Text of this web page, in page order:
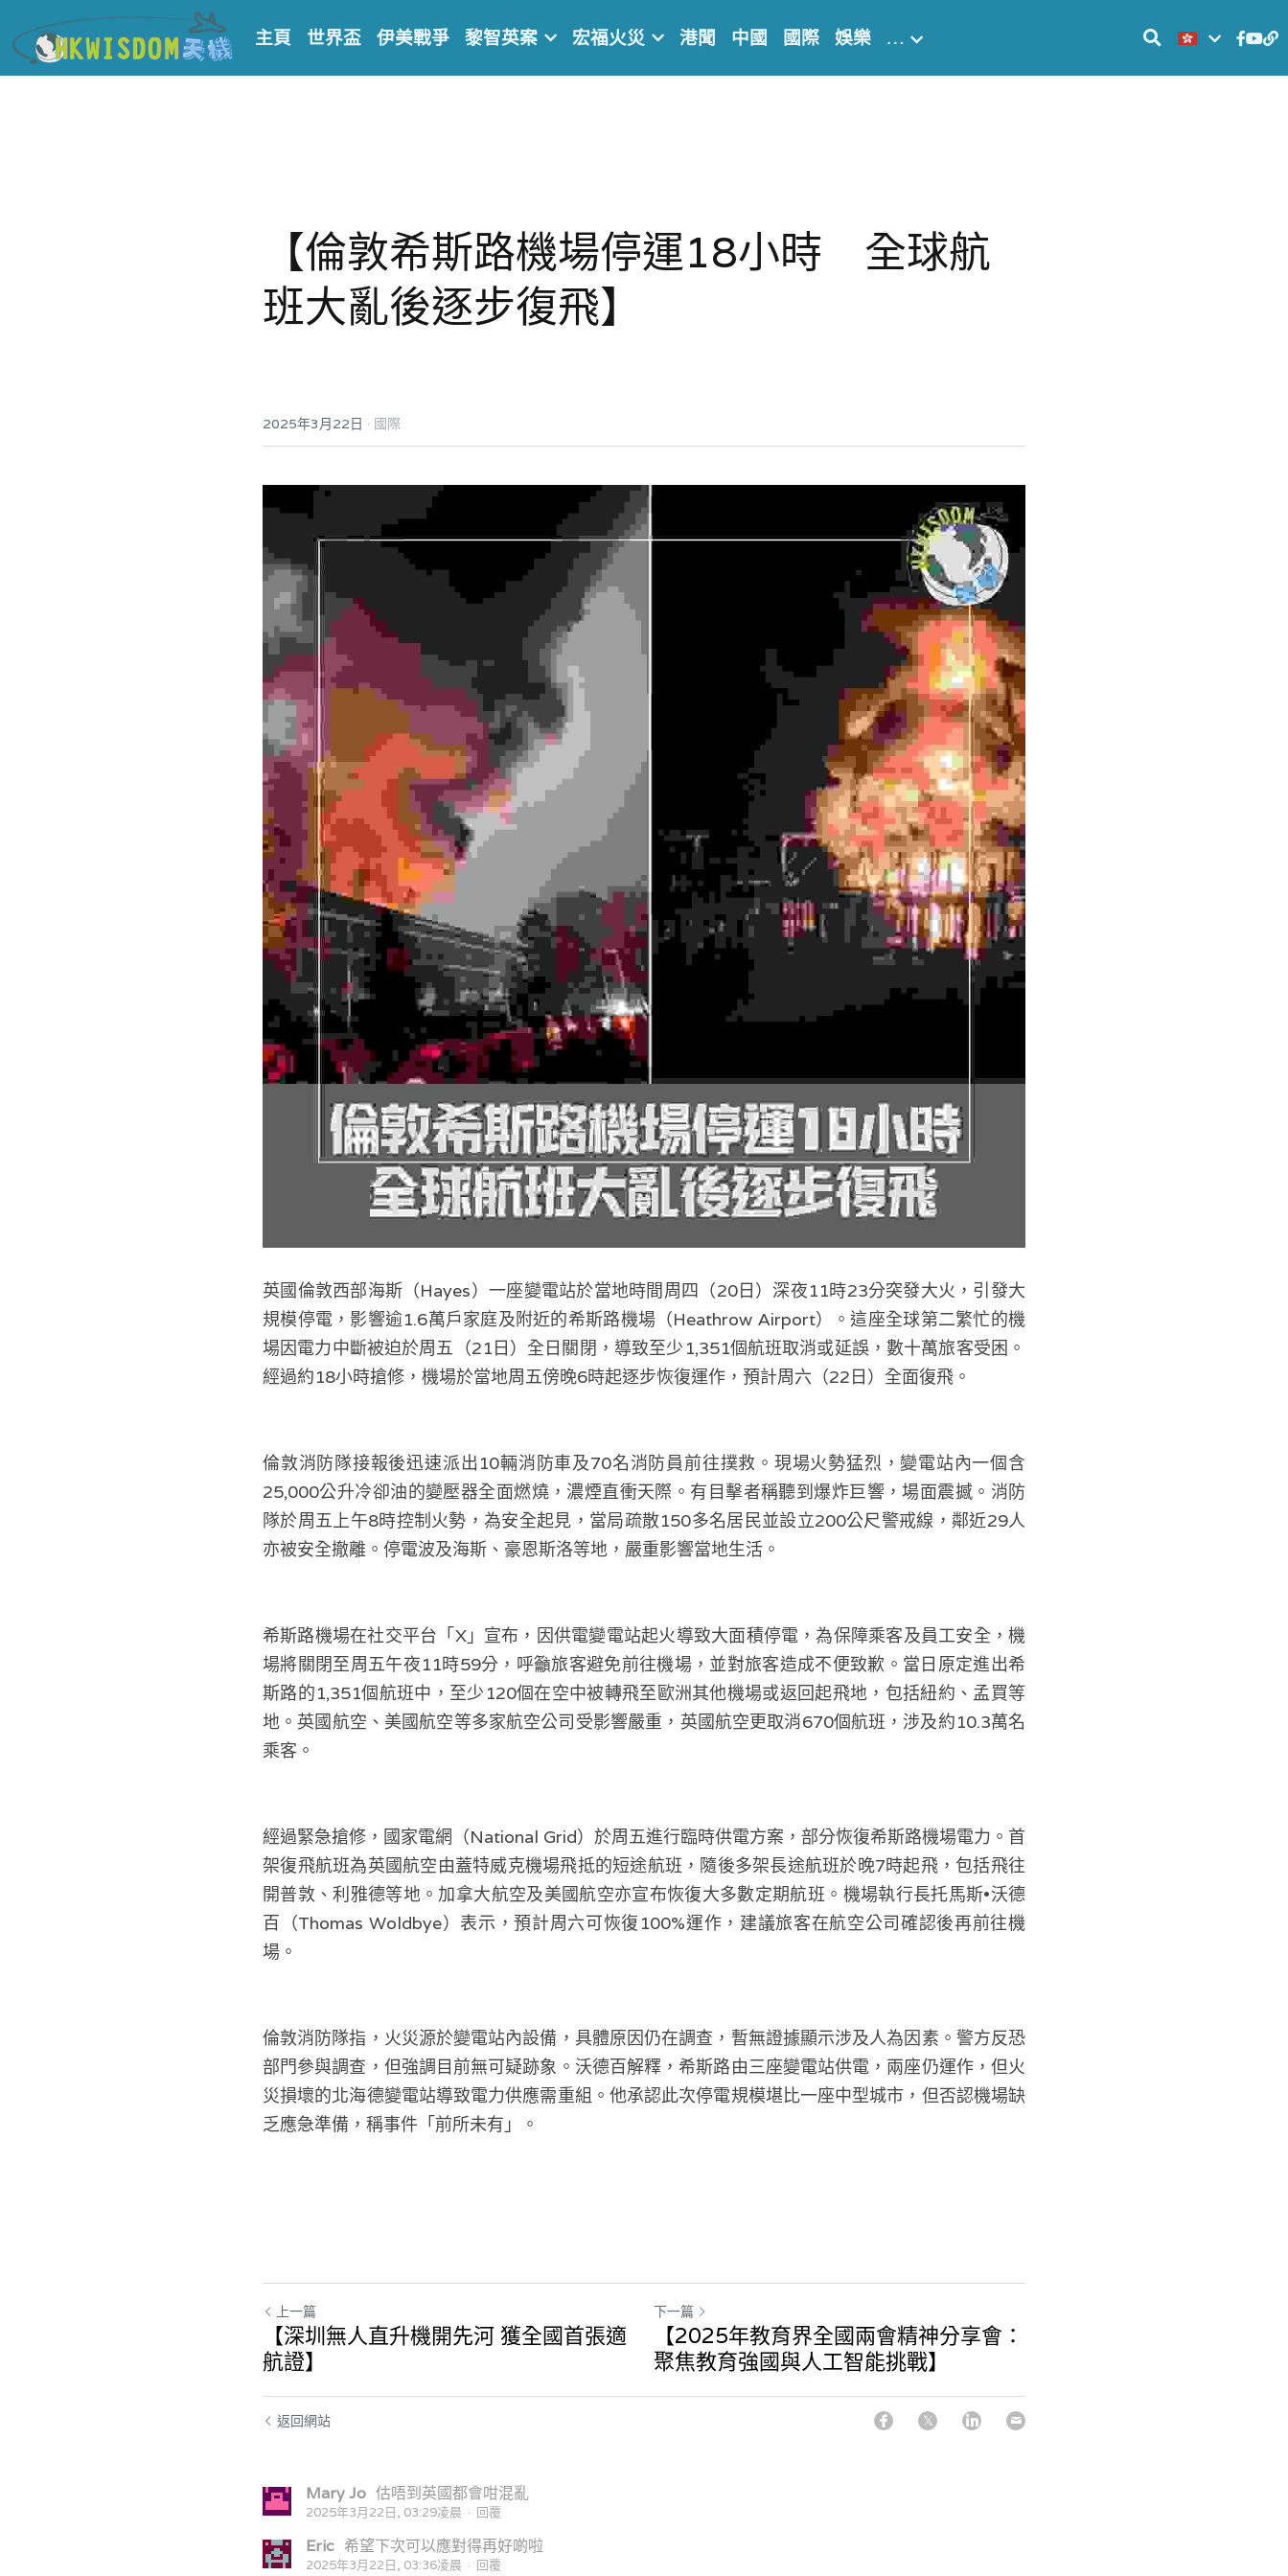
主頁 世界盃 伊美戰爭 黎智英案 宏福火災 港聞 中國 國際 娛樂 …
【倫敦希斯路機場停運18小時　全球航
班大亂後逐步復飛】
2025年3月22日 · 國際
英國倫敦西部海斯（Hayes）一座變電站於當地時間周四（20日）深夜11時23分突發大火，引發大
規模停電，影響逾1.6萬戶家庭及附近的希斯路機場（Heathrow Airport）。這座全球第二繁忙的機
場因電力中斷被迫於周五（21日）全日關閉，導致至少1,351個航班取消或延誤，數十萬旅客受困。
經過約18小時搶修，機場於當地周五傍晚6時起逐步恢復運作，預計周六（22日）全面復飛。
倫敦消防隊接報後迅速派出10輛消防車及70名消防員前往撲救。現場火勢猛烈，變電站內一個含
25,000公升冷卻油的變壓器全面燃燒，濃煙直衝天際。有目擊者稱聽到爆炸巨響，場面震撼。消防
隊於周五上午8時控制火勢，為安全起見，當局疏散150多名居民並設立200公尺警戒線，鄰近29人
亦被安全撤離。停電波及海斯、豪恩斯洛等地，嚴重影響當地生活。
希斯路機場在社交平台「X」宣布，因供電變電站起火導致大面積停電，為保障乘客及員工安全，機
場將關閉至周五午夜11時59分，呼籲旅客避免前往機場，並對旅客造成不便致歉。當日原定進出希
斯路的1,351個航班中，至少120個在空中被轉飛至歐洲其他機場或返回起飛地，包括紐約、孟買等
地。英國航空、美國航空等多家航空公司受影響嚴重，英國航空更取消670個航班，涉及約10.3萬名
乘客。
經過緊急搶修，國家電網（National Grid）於周五進行臨時供電方案，部分恢復希斯路機場電力。首
架復飛航班為英國航空由蓋特威克機場飛抵的短途航班，隨後多架長途航班於晚7時起飛，包括飛往
開普敦、利雅德等地。加拿大航空及美國航空亦宣布恢復大多數定期航班。機場執行長托馬斯•沃德
百（Thomas Woldbye）表示，預計周六可恢復100%運作，建議旅客在航空公司確認後再前往機
場。
倫敦消防隊指，火災源於變電站內設備，具體原因仍在調查，暫無證據顯示涉及人為因素。警方反恐
部門參與調查，但強調目前無可疑跡象。沃德百解釋，希斯路由三座變電站供電，兩座仍運作，但火
災損壞的北海德變電站導致電力供應需重組。他承認此次停電規模堪比一座中型城市，但否認機場缺
乏應急準備，稱事件「前所未有」。
上一篇
【深圳無人直升機開先河 獲全國首張適
航證】
下一篇
【2025年教育界全國兩會精神分享會：
聚焦教育強國與人工智能挑戰】
返回網站
Mary Jo 估唔到英國都會咁混亂
2025年3月22日, 03:29凌晨 · 回覆
Eric 希望下次可以應對得再好啲啦
2025年3月22日, 03:36凌晨 · 回覆